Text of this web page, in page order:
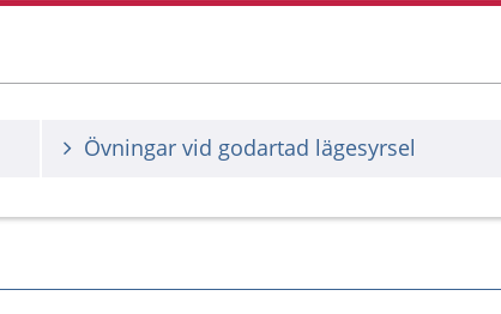
Övningar vid godartad lägesyrsel